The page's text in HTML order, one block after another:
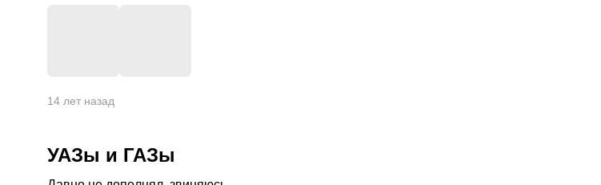
14 лет назад
УАЗы и ГАЗы